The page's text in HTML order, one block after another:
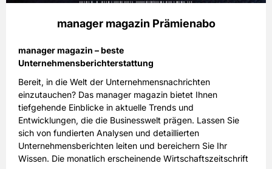
manager magazin Prämienabo
manager magazin – beste
Unternehmensberichterstattung
Bereit, in die Welt der Unternehmensnachrichten
einzutauchen? Das manager magazin bietet Ihnen
tiefgehende Einblicke in aktuelle Trends und
Entwicklungen, die die Businesswelt prägen. Lassen Sie
sich von fundierten Analysen und detaillierten
Unternehmensberichten leiten und bereichern Sie Ihr
Wissen. Die monatlich erscheinende Wirtschaftszeitschrift